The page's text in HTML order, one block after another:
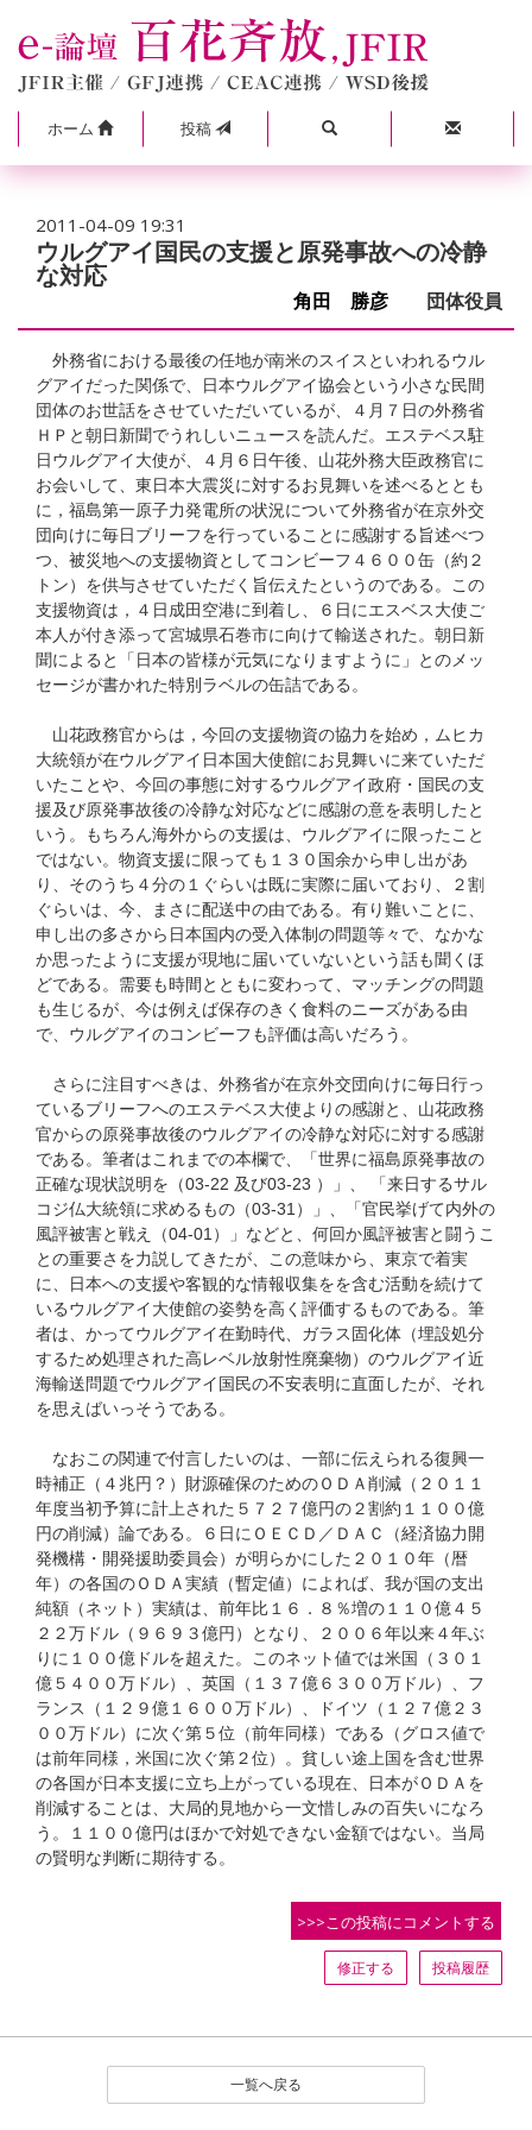
ホーム 投稿
2011-04-09 19:31
ウルグアイ国民の支援と原発事故への冷静
な対応
角田 勝彦 団体役員
外務省における最後の任地が南米のスイスといわれるウル
グアイだった関係で、日本ウルグアイ協会という小さな民間
団体のお世話をさせていただいているが、４月７日の外務省
ＨＰと朝日新聞でうれしいニュースを読んだ。エステベス駐
日ウルグアイ大使が、４月６日午後、山花外務大臣政務官に
お会いして、東日本大震災に対するお見舞いを述べるととも
に，福島第一原子力発電所の状況について外務省が在京外交
団向けに毎日ブリーフを行っていることに感謝する旨述べつ
つ、被災地への支援物資としてコンビーフ４６００缶（約２
トン）を供与させていただく旨伝えたというのである。この
支援物資は，４日成田空港に到着し、６日にエスベス大使ご
本人が付き添って宮城県石巻市に向けて輸送された。朝日新
聞によると「日本の皆様が元気になりますように」とのメッ
セージが書かれた特別ラベルの缶詰である。
山花政務官からは，今回の支援物資の協力を始め，ムヒカ
大統領が在ウルグアイ日本国大使館にお見舞いに来ていただ
いたことや、今回の事態に対するウルグアイ政府・国民の支
援及び原発事故後の冷静な対応などに感謝の意を表明したと
いう。もちろん海外からの支援は、ウルグアイに限ったこと
ではない。物資支援に限っても１３０国余から申し出があ
り、そのうち４分の１ぐらいは既に実際に届いており、２割
ぐらいは、今、まさに配送中の由である。有り難いことに、
申し出の多さから日本国内の受入体制の問題等々で、なかな
か思ったように支援が現地に届いていないという話も聞くほ
どである。需要も時間とともに変わって、マッチングの問題
も生じるが、今は例えば保存のきく食料のニーズがある由
で、ウルグアイのコンビーフも評価は高いだろう。
さらに注目すべきは、外務省が在京外交団向けに毎日行っ
ているブリーフへのエステベス大使よりの感謝と、山花政務
官からの原発事故後のウルグアイの冷静な対応に対する感謝
である。筆者はこれまでの本欄で、「世界に福島原発事故の
正確な現状説明を（03-22 及び03-23 ）」、 「来日するサル
コジ仏大統領に求めるもの（03-31）」、「官民挙げて内外の
風評被害と戦え（04-01）」などと、何回か風評被害と闘うこ
との重要さを力説してきたが、この意味から、東京で着実
に、日本への支援や客観的な情報収集をを含む活動を続けて
いるウルグアイ大使館の姿勢を高く評価するものである。筆
者は、かってウルグアイ在勤時代、ガラス固化体（埋設処分
するため処理された高レベル放射性廃棄物）のウルグアイ近
海輸送問題でウルグアイ国民の不安表明に直面したが、それ
を思えばいっそうである。
なおこの関連で付言したいのは、一部に伝えられる復興一
時補正（４兆円？）財源確保のためのＯＤＡ削減（２０１１
年度当初予算に計上された５７２７億円の２割約１１００億
円の削減）論である。６日にＯＥＣＤ／ＤＡＣ（経済協力開
発機構・開発援助委員会）が明らかにした２０１０年（暦
年）の各国のＯＤＡ実績（暫定値）によれば、我が国の支出
純額（ネット）実績は、前年比１６．８％増の１１０億４５
２２万ドル（９６９３億円）となり、２００６年以来４年ぶ
りに１００億ドルを超えた。このネット値では米国（３０１
億５４００万ドル）、英国（１３７億６３００万ドル）、フ
ランス（１２９億１６００万ドル）、ドイツ（１２７億２３
００万ドル）に次ぐ第５位（前年同様）である（グロス値で
は前年同様，米国に次ぐ第２位）。貧しい途上国を含む世界
の各国が日本支援に立ち上がっている現在、日本がＯＤＡを
削減することは、大局的見地から一文惜しみの百失いになろ
う。１１００億円はほかで対処できない金額ではない。当局
の賢明な判断に期待する。
>>>この投稿にコメントする
修正する 投稿履歴
一覧へ戻る